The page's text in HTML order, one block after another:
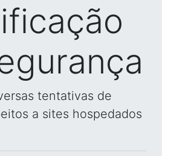
tentativas de
a sites hospedados